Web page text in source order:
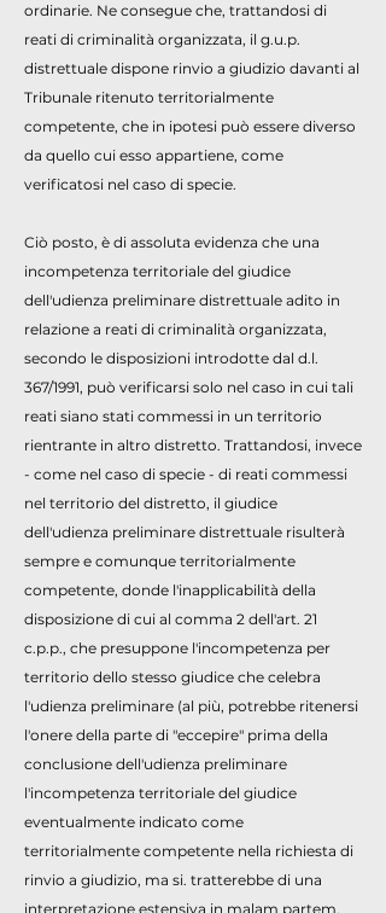
ordinarie. Ne consegue che, trattandosi di
reati di criminalità organizzata, il g.u.p.
distrettuale dispone rinvio a giudizio davanti al
Tribunale ritenuto territorialmente
competente, che in ipotesi può essere diverso
da quello cui esso appartiene, come
verificatosi nel caso di specie.
Ciò posto, è di assoluta evidenza che una
incompetenza territoriale del giudice
dell'udienza preliminare distrettuale adito in
relazione a reati di criminalità organizzata,
secondo le disposizioni introdotte dal d.l.
367/1991, può verificarsi solo nel caso in cui tali
reati siano stati commessi in un territorio
rientrante in altro distretto. Trattandosi, invece
- come nel caso di specie - di reati commessi
nel territorio del distretto, il giudice
dell'udienza preliminare distrettuale risulterà
sempre e comunque territorialmente
competente, donde l'inapplicabilità della
disposizione di cui al comma 2 dell'art. 21
c.p.p., che presuppone l'incompetenza per
territorio dello stesso giudice che celebra
l'udienza preliminare (al più, potrebbe ritenersi
l'onere della parte di "eccepire" prima della
conclusione dell'udienza preliminare
l'incompetenza territoriale del giudice
eventualmente indicato come
territorialmente competente nella richiesta di
rinvio a giudizio, ma si. tratterebbe di una
interpretazione estensiva in malam partem,